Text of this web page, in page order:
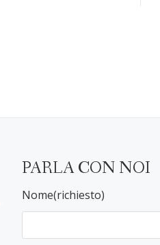
PARLA CON NOI
Nome(richiesto)